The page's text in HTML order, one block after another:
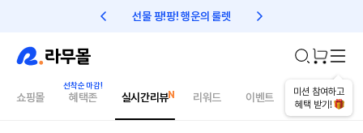
선물 팡!팡! 행운의 룰렛 친구초대 1만원 리워드!
미션 참여하고
혜택 받기!
쇼핑몰 혜택존 실시간리뷰 리워드 이벤트 건강매거진